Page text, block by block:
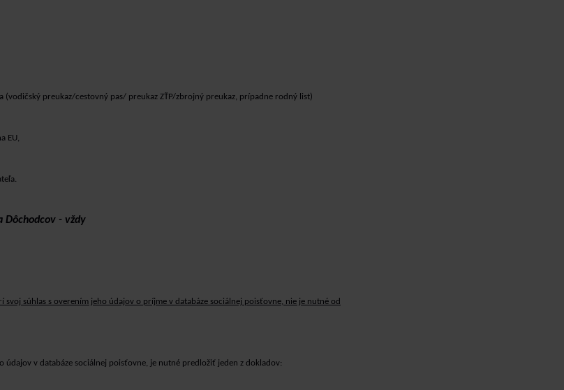
preukaz/cestovný pas/ preukaz ZŤP/zbrojný preukaz, prípadne rodný list)
EU,
Dôchodcov - vždy
svoj súhlas s overením jeho údajov o príjme v databáze sociálnej poisťovne, nie je nutné od
údajov v databáze sociálnej poisťovne, je nutné predložiť jeden z dokladov: